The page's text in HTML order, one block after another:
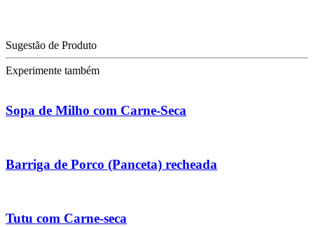
Sugestão de Produto
Experimente também
Sopa de Milho com Carne-Seca
Barriga de Porco (Panceta) recheada
Tutu com Carne-seca